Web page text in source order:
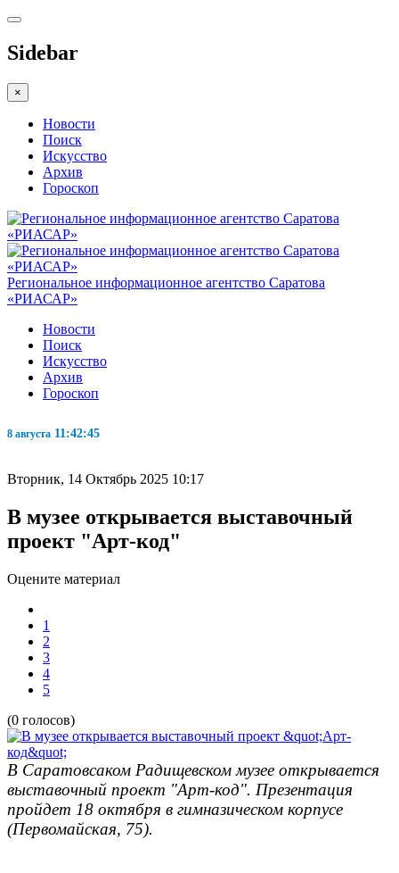
Sidebar
×
Новости
Поиск
Искусство
Архив
Гороскоп
Региональное информационное агентство Саратова
«РИАСАР»
Новости
Поиск
Искусство
Архив
Гороскоп
8 августа 11:42:46
Вторник, 14 Октябрь 2025 10:17
В музее открывается выставочный
проект "Арт-код"
Оцените материал
1
2
3
4
5
(0 голосов)
В Саратовсаком Радищевском музее открывается
выставочный проект "Арт-код". Презентация
пройдет 18 октября в гимназическом корпусе
(Первомайская, 75).